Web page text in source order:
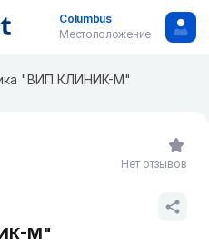
Columbus
Местоположение
"ВИП КЛИНИК-М"
М"
Нет отзывов